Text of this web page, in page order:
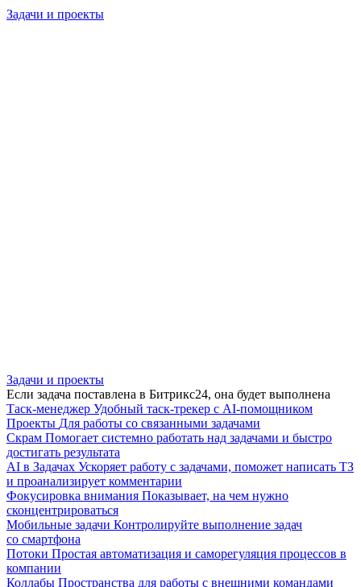
Задачи и проекты
Задачи и проекты
Если задача поставлена в Битрикс24, она будет выполнена
Таск-менеджер Удобный таск-трекер с AI-помощником
Проекты Для работы со связанными задачами
Скрам Помогает системно работать над задачами и быстро
достигать результата
AI в Задачах Ускоряет работу с задачами, поможет написать ТЗ
и проанализирует комментарии
Фокусировка внимания Показывает, на чем нужно
сконцентрироваться
Мобильные задачи Контролируйте выполнение задач
со смартфона
Потоки Простая автоматизация и саморегуляция процессов в
компании
Коллабы Пространства для работы с внешними командами